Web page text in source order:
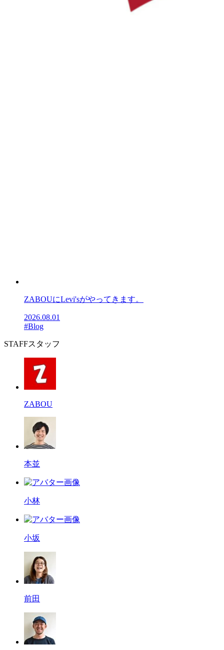
ZABOUにLevi'sがやってきます。
2026.08.01
#Blog
STAFFスタッフ
ZABOU
本並
小林
小坂
前田